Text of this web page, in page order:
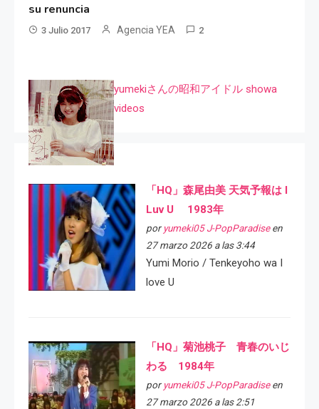
su renuncia
3 Julio 2017 Agencia YEA 2
yumekiさんの昭和アイドル showa
videos
「HQ」森尾由美 天気予報は I
Luv U 1983年
por yumeki05 J-PopParadiseen
27 marzo 2026 a las 3:44
Yumi Morio / Tenkeyoho wa I
love U
「HQ」菊池桃子 青春のいじ
わる 1984年
por yumeki05 J-PopParadiseen
27 marzo 2026 a las 2:51